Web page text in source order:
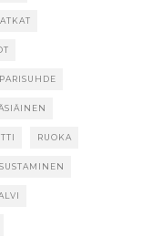
PARISUHDE
RUOKA